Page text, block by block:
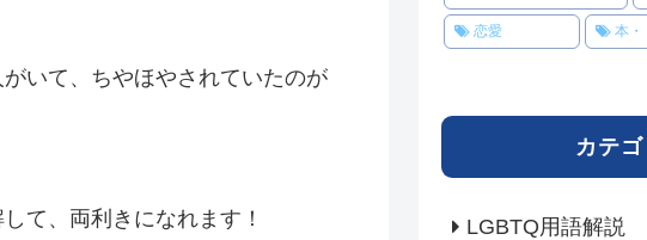
いて、ちやほやされていたのが
て、両利きになれます！
恋愛 本・
カテ
LGBTQ用語解説